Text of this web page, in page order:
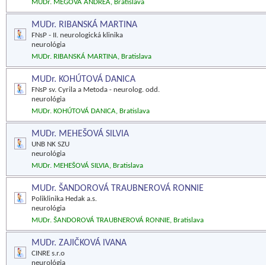
MUDr. MEGOVÁ ANDREA, Bratislava
MUDr. RIBANSKÁ MARTINA
FNsP - II. neurologická klinika
neurológia
MUDr. RIBANSKÁ MARTINA, Bratislava
MUDr. KOHÚTOVÁ DANICA
FNsP sv. Cyrila a Metoda - neurolog. odd.
neurológia
MUDr. KOHÚTOVÁ DANICA, Bratislava
MUDr. MEHEŠOVÁ SILVIA
UNB NK SZU
neurológia
MUDr. MEHEŠOVÁ SILVIA, Bratislava
MUDr. ŠANDOROVÁ TRAUBNEROVÁ RONNIE
Poliklinika Hedak a.s.
neurológia
MUDr. ŠANDOROVÁ TRAUBNEROVÁ RONNIE, Bratislava
MUDr. ZAJIČKOVÁ IVANA
CINRE s.r.o
neurológia